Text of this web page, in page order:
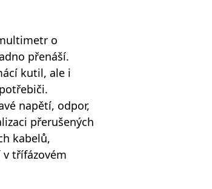
o
přenáší.
kutil, ale i
napětí, odpor,
přerušených
kabelů,
třífázovém